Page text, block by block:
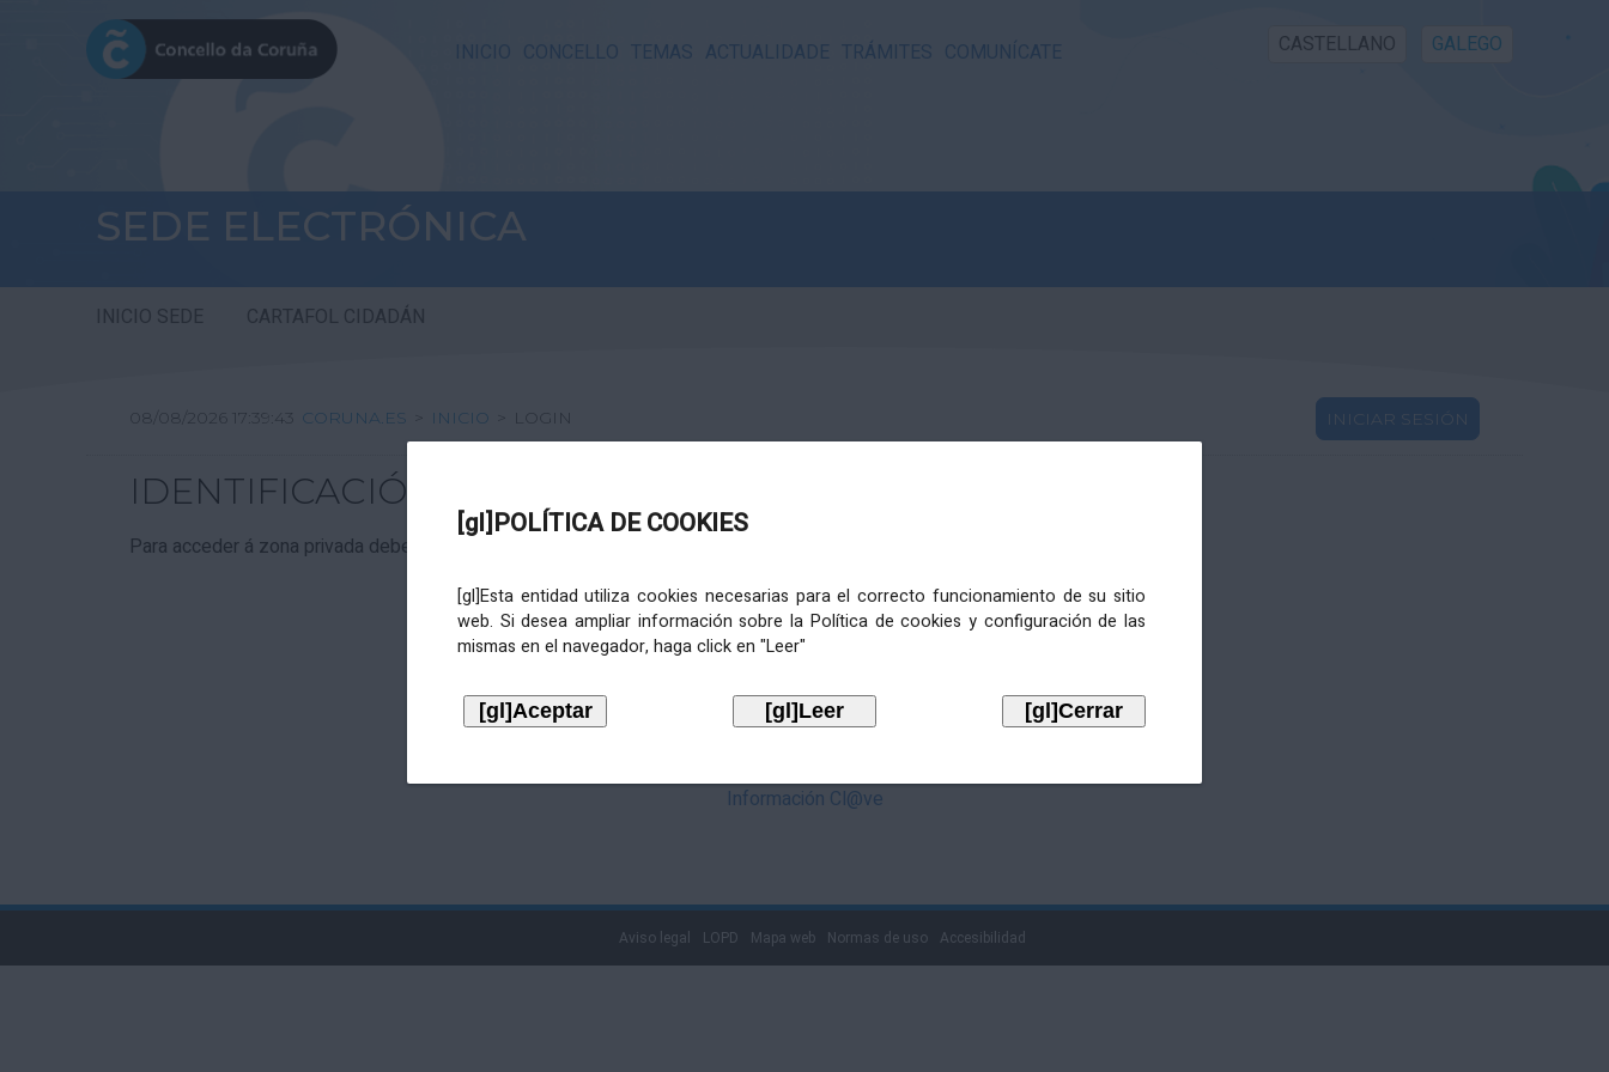
INICIO CONCELLO TEMAS ACTUALIDADE TRÁMITES COMUNÍCATE CASTELLANO GALEGO
SEDE ELECTRÓNICA
INICIO SEDE CARTAFOL CIDADÁN
[gl]POLÍTICA DE COOKIES
[gl]Esta entidad utiliza cookies necesarias para el correcto funcionamiento de su sitio
web. Si desea ampliar información sobre la Política de cookies y configuración de las
mismas en el navegador, haga click en "Leer"
08/08/2026 17:39:43 CORUNA.ES > INICIO > LOGIN INICIAR SESIÓN
IDENTIFICACIÓN
Para acceder á zona privada debe identificarse mediante Cl@ve. Pulse no logotipo
Información Cl@ve
Aviso legal LOPD Mapa web Normas de uso Accesibilidad